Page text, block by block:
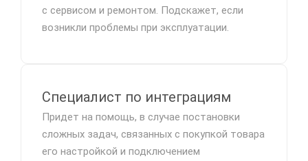
с сервисом и ремонтом. Подскажет, если
возникли проблемы при эксплуатации.
Специалист по интеграциям
Придет на помощь, в случае постановки
сложных задач, связанных с покупкой товара
его настройкой и подключением